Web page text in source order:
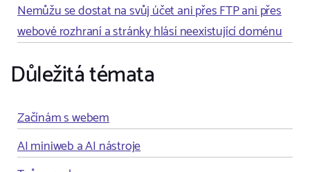
Nemůžu se dostat na svůj účet ani přes FTP ani přes
webové rozhraní a stránky hlásí neexistující doménu
Důležitá témata
Začínám s webem
AI miniweb a AI nástroje